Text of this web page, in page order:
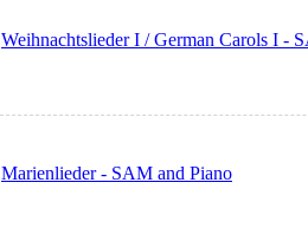
Weihnachtslieder I / German Carols I -
Marienlieder - SAM and Piano